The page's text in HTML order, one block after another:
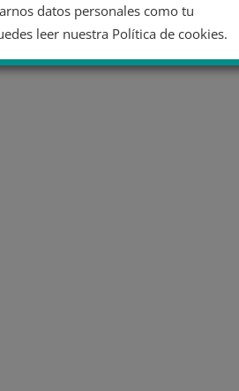
datos personales como tu
leer nuestra Política de cookies.